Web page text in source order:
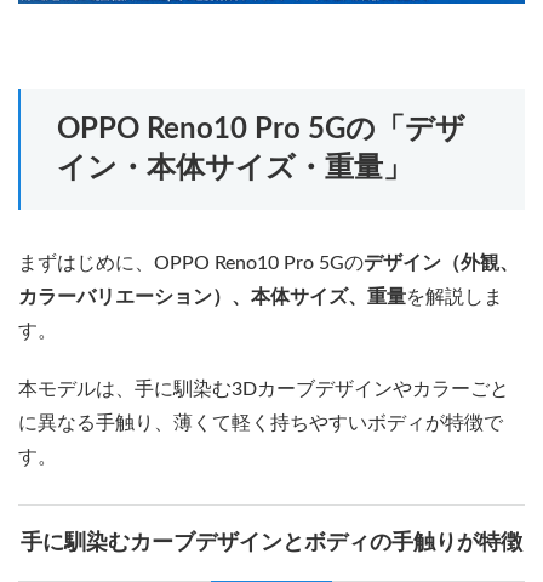
OPPO Reno10 Pro 5Gの「デザ
イン・本体サイズ・重量」
まずはじめに、OPPO Reno10 Pro 5Gのデザイン（外観、
カラーバリエーション）、本体サイズ、重量を解説しま
す。
本モデルは、手に馴染む3Dカーブデザインやカラーごと
に異なる手触り、薄くて軽く持ちやすいボディが特徴で
す。
手に馴染むカーブデザインとボディの手触りが特徴